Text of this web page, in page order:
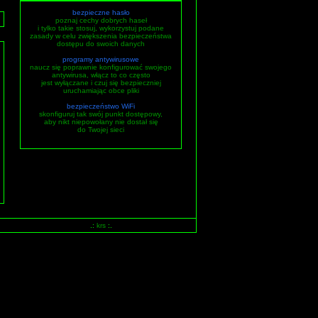
bezpieczne hasło
poznaj cechy dobrych haseł
i tylko takie stosuj, wykorzystuj podane
zasady w celu zwiększenia bezpieczeństwa
dostępu do swoich danych
programy antywirusowe
naucz się poprawnie konfigurować swojego
antywirusa, włącz to co często
jest wyłączane i czuj się bezpieczniej
uruchamiając obce pliki
bezpieczeństwo WiFi
skonfiguruj tak swój punkt dostępowy,
aby nikt niepowołany nie dostał się
do Twojej sieci
.: krs:.